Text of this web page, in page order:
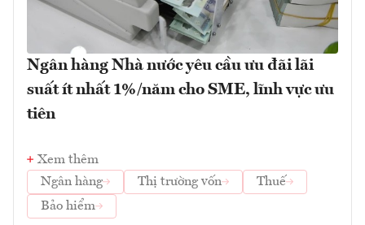
Ngân hàng Nhà nước yêu cầu ưu đãi lãi
suất ít nhất 1%/năm cho SME, lĩnh vực ưu
tiên
Xem thêm
Ngân hàng
Thị trường vốn
Thuế
Bảo hiểm